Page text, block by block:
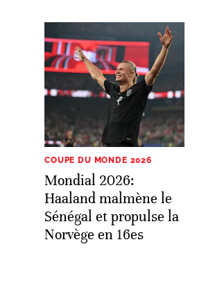
COUPE DU MONDE 2026
Mondial 2026:
Haaland malmène le
Sénégal et propulse la
Norvège en 16es